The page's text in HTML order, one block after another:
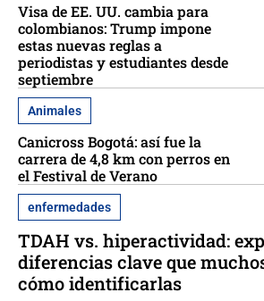
Visa de EE. UU. cambia para
colombianos: Trump impone
estas nuevas reglas a
periodistas y estudiantes desde
septiembre
Animales
Canicross Bogotá: así fue la
carrera de 4,8 km con perros en
el Festival de Verano
enfermedades
TDAH vs. hiperactividad:
diferencias clave que
cómo identificarlas